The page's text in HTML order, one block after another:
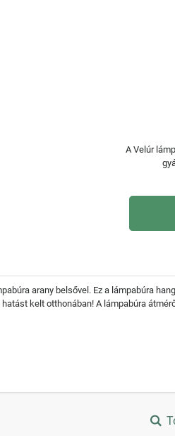
A Velúr
arany belsővel. Ez a lámpabúra
kelt otthonában! A lámpabúra